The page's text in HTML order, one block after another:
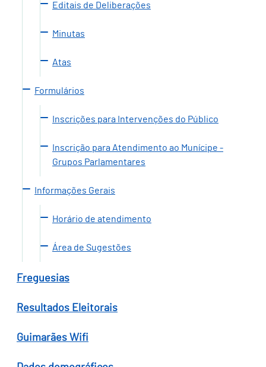
Editais de Deliberações
Minutas
Atas
Formulários
Inscrições para Intervenções do Público
Inscrição para Atendimento ao Munícipe -
Grupos Parlamentares
Informações Gerais
Horário de atendimento
Área de Sugestões
Freguesias
Resultados Eleitorais
Guimarães Wifi